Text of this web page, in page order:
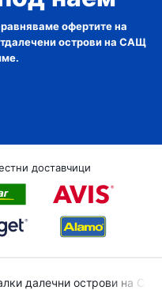
офертите на
острови на САЩ
доставчици
далечни острови на САЩ